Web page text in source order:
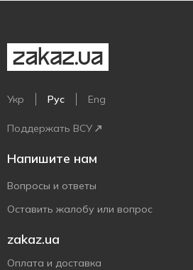
Укр Рус Eng
Поддержать ВСУ
Напишите нам
Вопросы и ответы
Оставить жалобу или вопрос
zakaz.ua
Оплата и доставка